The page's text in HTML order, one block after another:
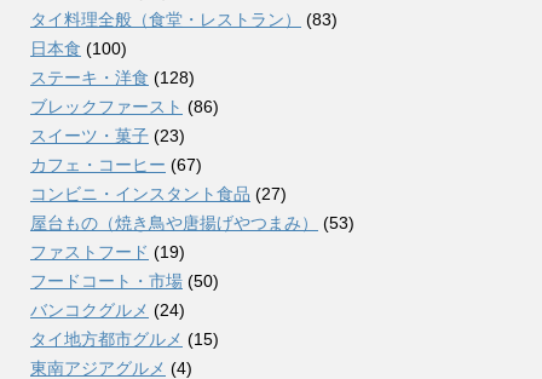
タイ料理全般（食堂・レストラン）
(83)
日本食 (100)
ステーキ・洋食 (128)
ブレックファースト (86)
スイーツ・菓子 (23)
カフェ・コーヒー (67)
コンビニ・インスタント食品 (27)
屋台もの（焼き鳥や唐揚げやつまみ）
(53)
ファストフード (19)
フードコート・市場 (50)
バンコクグルメ (24)
タイ地方都市グルメ (15)
東南アジアグルメ (4)